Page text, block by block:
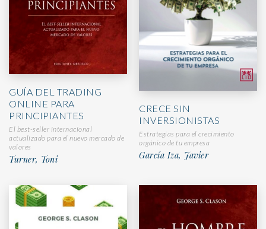
GUÍA DEL TRADING
ONLINE PARA
PRINCIPIANTES
El best-seller internacional
actualizado para el nuevo mercado de
valores
Turner, Toni
CRECE SIN
INVERSIONISTAS
Estrategias para el crecimiento
orgánico de tu empresa
García Iza, Javier